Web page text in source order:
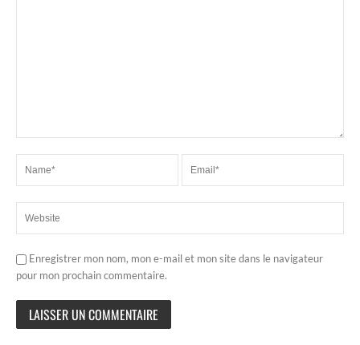
Enregistrer mon nom, mon e-mail et mon site dans le navigateur
pour mon prochain commentaire.